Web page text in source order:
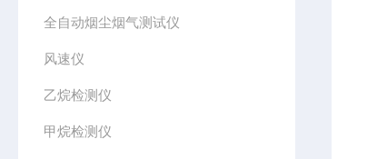
全自动烟尘烟气测试仪
风速仪
乙烷检测仪
甲烷检测仪